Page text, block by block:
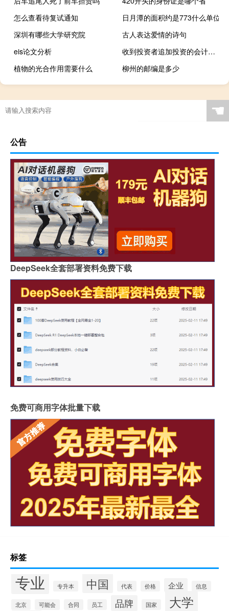
怎么查看待复试通知
日月潭的面积约是773什么单位
深圳有哪些大学研究院
古人表达爱情的诗句
eis论文分析
收到投资者追加投资的会计分录
植物的光合作用需要什么
柳州的邮编是多少
☚
公告
DeepSeek全套部署资料免费下载
免费可商用字体批量下载
标签
专业 专升本 中国 代表 价格 企业 信息
北京 可能会 合同 员工 品牌 国家 大学